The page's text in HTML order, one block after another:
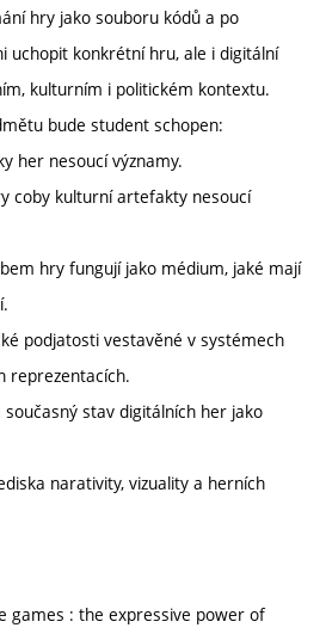
hry jako souboru kódů a po
uchopit konkrétní hru, ale i digitální
kulturním i politickém kontextu.
bude student schopen:
her nesoucí významy.
coby kulturní artefakty nesoucí
hry fungují jako médium, jaké mají
podjatosti vestavěné v systémech
reprezentacích.
stav digitálních her jako
narativity, vizuality a herních
games : the expressive power of